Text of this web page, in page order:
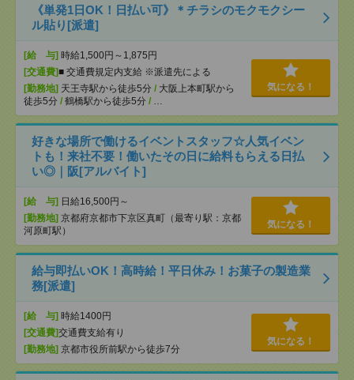
《単発1日OK！日払い可》＊チラシのモクモクシー
ル貼り[派遣]
[給 与] 時給1,500円～1,875円
[交通費]■ 交通費規定内支給 ※派遣先による
[勤務地] 天王寺駅から徒歩5分 / 大阪上本町駅から
徒歩5分 / 鶴橋駅から徒歩5分 / …
気になる！
好きな場所で働けるイベントスタッフ☆人気イベン
トも！来社不要！働いたその日に給料もらえる日払
い◎｜阪[アルバイト]
[給 与] 日給16,500円～
[勤務地] 京都府京都市下京区真町（最寄り駅：京都
河原町駅）
気になる！
給与即払いOK！高時給！平日休み！お菓子の製造業
務[派遣]
[給 与] 時給1400円
[交通費]交通費支給有り
[勤務地] 京都市役所前駅から徒歩7分
気になる！